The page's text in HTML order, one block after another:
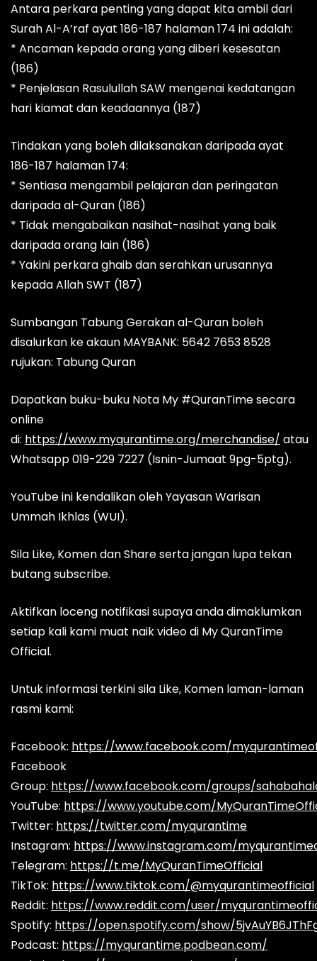
Antara perkara penting yang dapat kita ambil dari
Surah Al-A’raf ayat 186-187 halaman 174 ini adalah:
* Ancaman kepada orang yang diberi kesesatan
(186)
* Penjelasan Rasulullah SAW mengenai kedatangan
hari kiamat dan keadaannya (187)
Tindakan yang boleh dilaksanakan daripada ayat
186-187 halaman 174:
* Sentiasa mengambil pelajaran dan peringatan
daripada al-Quran (186)
* Tidak mengabaikan nasihat-nasihat yang baik
daripada orang lain (186)
* Yakini perkara ghaib dan serahkan urusannya
kepada Allah SWT (187)
Sumbangan Tabung Gerakan al-Quran boleh
disalurkan ke akaun MAYBANK: 5642 7653 8528
rujukan: Tabung Quran
Dapatkan buku-buku Nota My #QuranTime secara
online
di: https://www.myqurantime.org/merchandise/ atau
Whatsapp 019-229 7227 (Isnin-Jumaat 9pg-5ptg).
YouTube ini kendalikan oleh Yayasan Warisan
Ummah Ikhlas (WUI).
Sila Like, Komen dan Share serta jangan lupa tekan
butang subscribe.
Aktifkan loceng notifikasi supaya anda dimaklumkan
setiap kali kami muat naik video di My QuranTime
Official.
Untuk informasi terkini sila Like, Komen laman-laman
rasmi kami:
Facebook: https://www.facebook.com/
Facebook
Group: https://www.facebook.com/groups/
YouTube: https://www.youtube.com/
Twitter: https://twitter.com/myqurantime
Instagram: https://www.instagram.com/
Telegram: https://t.me/MyQuranTimeOfficial
TikTok: https://www.tiktok.com/@myqurantimeofficial
Reddit: https://www.reddit.com/user/
Spotify: https://open.spotify.com/show/
Podcast: https://myqurantime.podbean.com/